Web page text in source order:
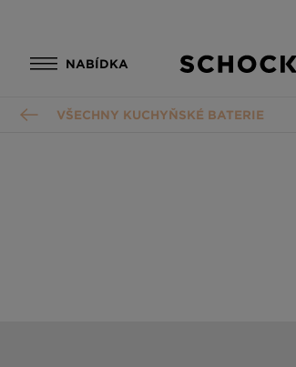
NABÍDKA
VŠECHNY KUCHYŇSKÉ BATERIE